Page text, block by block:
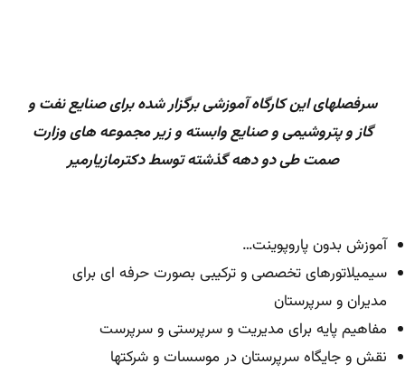
سرفصلهای این کارگاه آموزشی برگزار شده برای صنایع نفت و
گاز و پتروشیمی و صنایع وابسته و زیر مجموعه های وزارت
صمت طی دو دهه گذشته توسط دکترمازیارمیر
آموزش بدون پاروپوینت…
سیمیلاتورهای تخصصی و ترکیبی بصورت حرفه ای برای
مدیران و سرپرستان
مفاهیم پایه برای مدیریت و سرپرستی و سرپرست
نقش و جایگاه سرپرستان در موسسات و شرکتها